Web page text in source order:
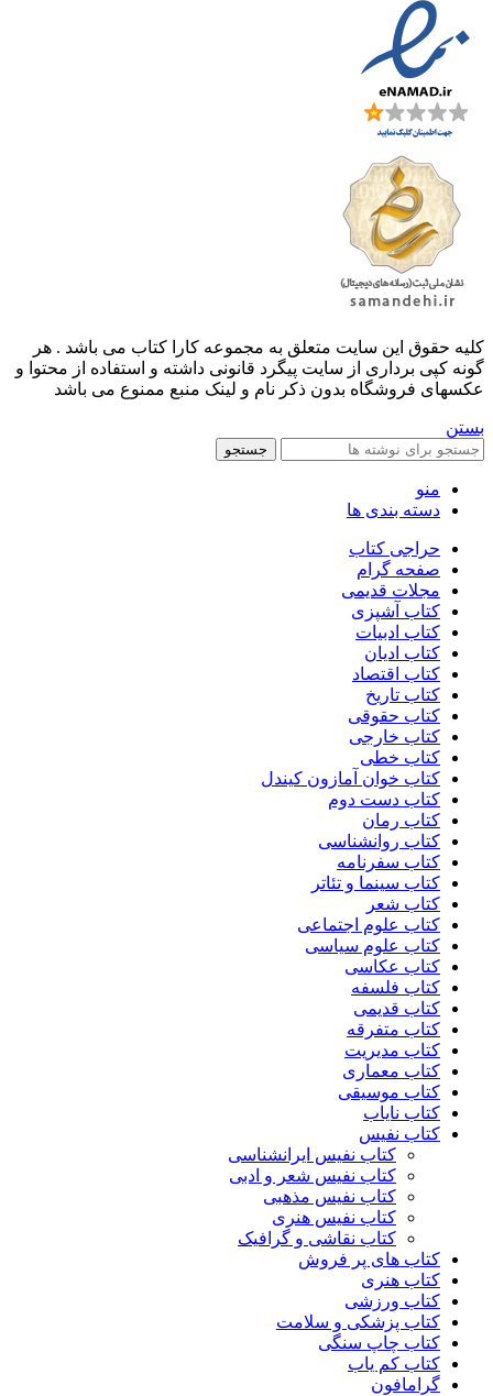
کليه حقوق اين سايت متعلق به مجموعه کارا کتاب می باشد . هر
گونه کپی برداری از سایت پیگرد قانونی داشته و استفاده از محتوا و
عکسهای فروشگاه بدون ذکر نام و لینک منبع ممنوع می باشد
بستن
جستجو
منو
دسته بندی ها
حراجی کتاب
صفحه گرام
مجلات قدیمی
کتاب آشپزی
کتاب ادبیات
کتاب ادیان
کتاب اقتصاد
کتاب تاریخ
کتاب حقوقی
کتاب خارجی
کتاب خطی
کتاب خوان آمازون کیندل
کتاب دست دوم
کتاب رمان
کتاب روانشناسی
کتاب سفرنامه
کتاب سینما و تئاتر
کتاب شعر
کتاب علوم اجتماعی
کتاب علوم سیاسی
کتاب عکاسی
کتاب فلسفه
کتاب قدیمی
کتاب متفرقه
کتاب مدیریت
کتاب معماری
کتاب موسیقی
کتاب نایاب
کتاب نفیس
کتاب نفیس ایرانشناسی
کتاب نفیس شعر و ادبی
کتاب نفیس مذهبی
کتاب نفیس هنری
کتاب نقاشی و گرافیک
کتاب های پر فروش
کتاب هنری
کتاب ورزشی
کتاب پزشکی و سلامت
کتاب چاپ سنگی
کتاب کم یاب
گرامافون